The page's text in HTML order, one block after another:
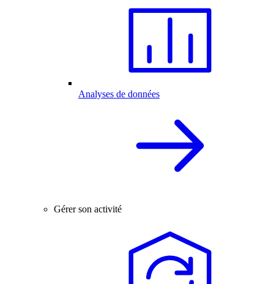
Analyses de données
Gérer son activité